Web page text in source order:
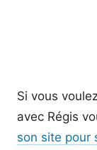
Si vous
avec Régis
son site pour